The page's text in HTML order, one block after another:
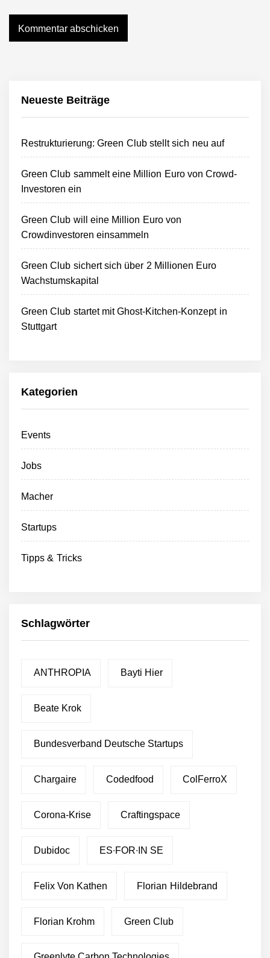
Neueste Beiträge
Restrukturierung: Green Club stellt sich neu auf
Green Club sammelt eine Million Euro von Crowd-
Investoren ein
Green Club will eine Million Euro von
Crowdinvestoren einsammeln
Green Club sichert sich über 2 Millionen Euro
Wachstumskapital
Green Club startet mit Ghost-Kitchen-Konzept in
Stuttgart
Kategorien
Events
Jobs
Macher
Startups
Tipps & Tricks
Schlagwörter
ANTHROPIA Bayti Hier
Beate Krok
Bundesverband Deutsche Startups
Chargaire Codedfood ColFerroX
Corona-Krise Craftingspace
Dubidoc ES∙FOR∙IN SE
Felix Von Kathen Florian Hildebrand
Florian Krohm Green Club